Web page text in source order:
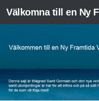
Skip to content